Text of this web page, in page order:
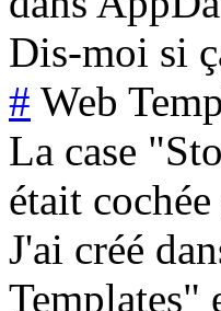
Dis-moi si
# Web
La case
était
J'ai créé